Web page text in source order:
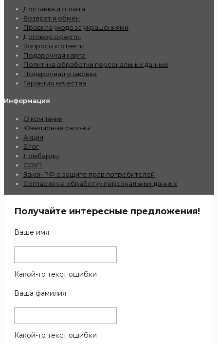
Доставка и оплата
Возврат и обмен
Правила ухода за украшениями
Договор оферты
Вопросы и ответы
Подарочная карта
Политика обработки персональных данных
Подарочная упаковка
Гарантия качества
Информация
О компании
Ювелирные салоны
Акции
Блог
Ломбарды
СОУТ
Закон РФ о защите прав потребителей
Согласие на обработку персональных данных
Получайте интересные предложения!
Ваше имя
Какой-то текст ошибки
Ваша фамилия
Какой-то текст ошибки